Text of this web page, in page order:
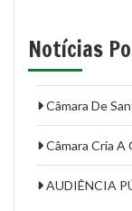
Notícias
Câmara De
Câmara Cria
AUDIÊNCIA